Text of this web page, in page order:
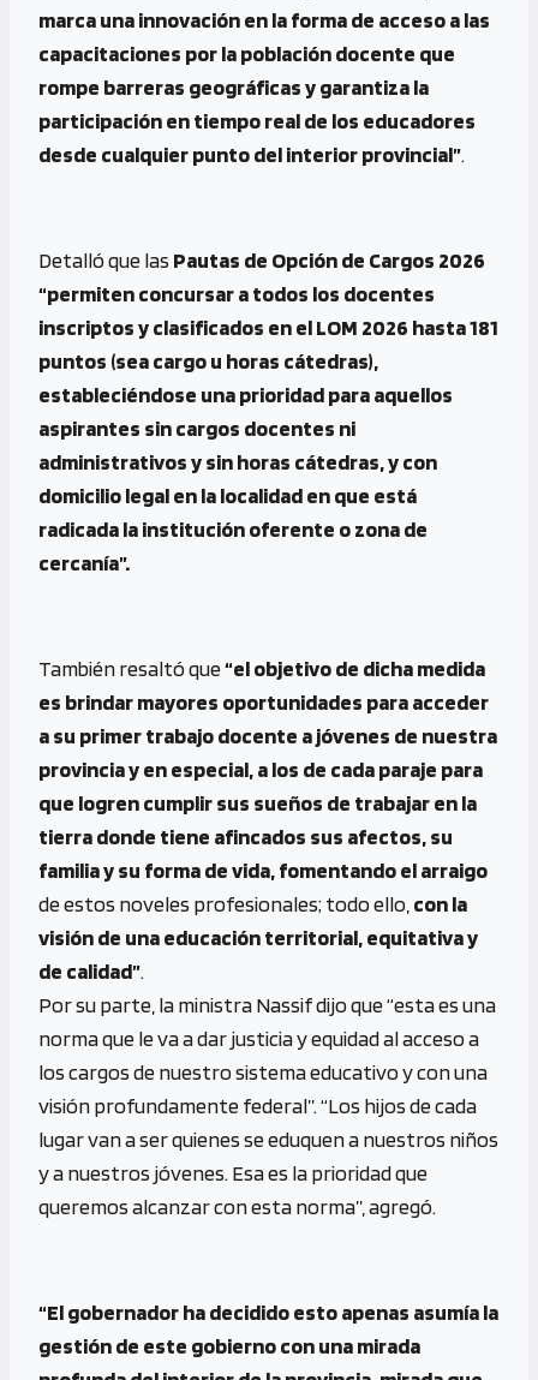
marca una innovación en la forma de acceso a las
capacitaciones por la población docente que
rompe barreras geográficas y garantiza la
participación en tiempo real de los educadores
desde cualquier punto del interior provincial”.
Detalló que las Pautas de Opción de Cargos 2026
“permiten concursar a todos los docentes
inscriptos y clasificados en el LOM 2026 hasta 181
puntos (sea cargo u horas cátedras),
estableciéndose una prioridad para aquellos
aspirantes sin cargos docentes ni
administrativos y sin horas cátedras, y con
domicilio legal en la localidad en que está
radicada la institución oferente o zona de
cercanía”.
También resaltó que“el objetivo de dicha medida
es brindar mayores oportunidades para acceder
a su primer trabajo docente a jóvenes de nuestra
provincia y en especial, a los de cada paraje para
que logren cumplir sus sueños de trabajar en la
tierra donde tiene afincados sus afectos, su
familia y su forma de vida, fomentando el arraigo
de estos noveles profesionales; todo ello, con la
visión de una educación territorial, equitativa y
de calidad”.
Por su parte, la ministra Nassif dijo que “esta es una
norma que le va a dar justicia y equidad al acceso a
los cargos de nuestro sistema educativo y con una
visión profundamente federal”. “Los hijos de cada
lugar van a ser quienes se eduquen a nuestros niños
y a nuestros jóvenes. Esa es la prioridad que
queremos alcanzar con esta norma”, agregó.
“El gobernador ha decidido esto apenas asumía la
gestión de este gobierno con una mirada